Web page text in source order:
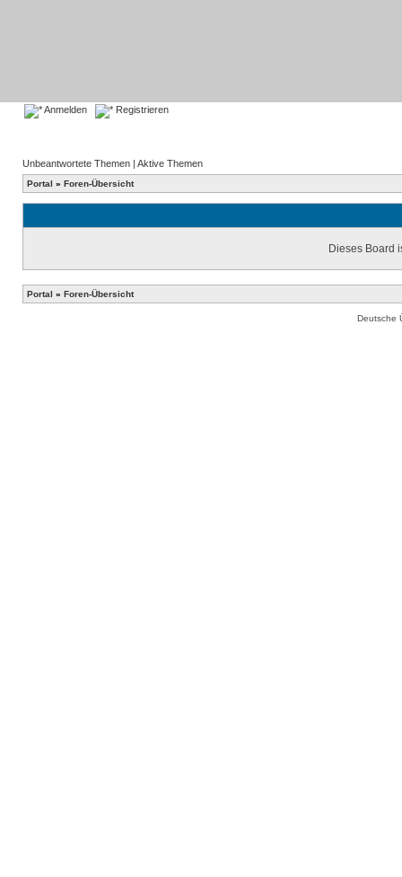
Anmelden Registrieren
Unbeantwortete Themen | Aktive Themen
Portal » Foren-Übersicht
Dieses Board
Portal » Foren-Übersicht
Deutsche